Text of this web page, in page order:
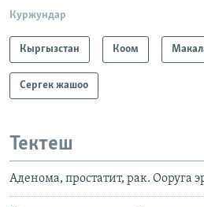
Куржундар
Кыргызстан Коом
Сергек жашоо
Тектеш
Аденома, простатит, рак. Ооруга